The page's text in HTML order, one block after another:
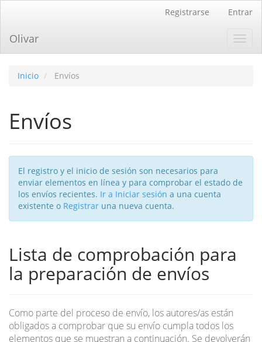
principal
Barra
Registrarse Entrar
Olivar
Inicio Envíos
Envíos
El registro y el inicio de sesión son necesarios para
enviar elementos en línea y para comprobar el estado de
los envíos recientes. Ir a Iniciar sesión a una cuenta
existente o Registrar una nueva cuenta.
Lista de comprobación para
la preparación de envíos
Como parte del proceso de envío, los autores/as están
obligados a comprobar que su envío cumpla todos los
elementos que se muestran a continuación. Se devolverán